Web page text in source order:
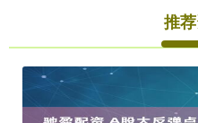
推